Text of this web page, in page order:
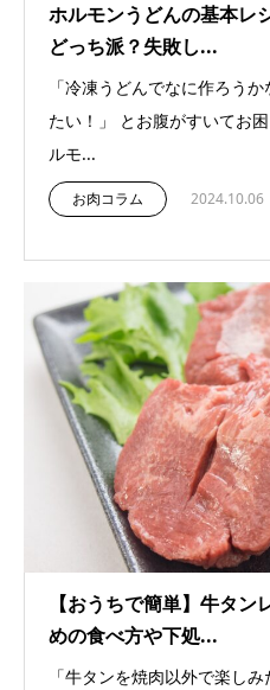
ホルモンうどんの基本レ
どっち派？失敗し...
「冷凍うどんでなに作ろう
たい！」 とお腹がすいてお
ルモ...
お肉コラム 2024.10.06
【おうちで簡単】牛タ
めの食べ方や下処...
「牛タンを焼肉以外で楽し